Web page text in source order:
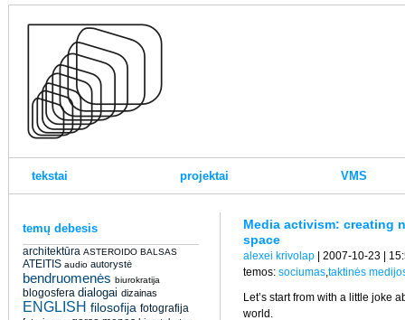
tekstai projektai VMS
temų debesis
architektūra ASTEROIDO BALSAS
ATEITIS audio autorystė
bendruomenės biurokratija
blogosfera dialogai dizainas
ENGLISH filosofija fotografija
Media activism: creating
space
alexei krivolap | 2007-10-23 |
temos: sociumas,taktinės
Let’s start from with a little joke
world.